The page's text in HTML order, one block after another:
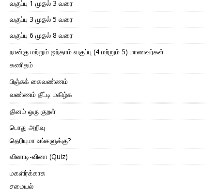
வகுப்பு 1 முதல் 3 வரை
வகுப்பு 3 முதல் 5 வரை
வகுப்பு 6 முதல் 8 வரை
நான்கு மற்றும் ஐந்தாம் வகுப்பு (4 மற்றும் 5) மாணவர்கள்
கணிதம்
பிஞ்சுக் கைவண்ணம்
வண்ணம் தீட்டி மகிழ்க
தினம் ஒரு குறள்
பொது அறிவு
தெரியுமா உங்களுக்கு?
வினாடி-வினா (Quiz)
மகளிர்க்காக
சமையல்